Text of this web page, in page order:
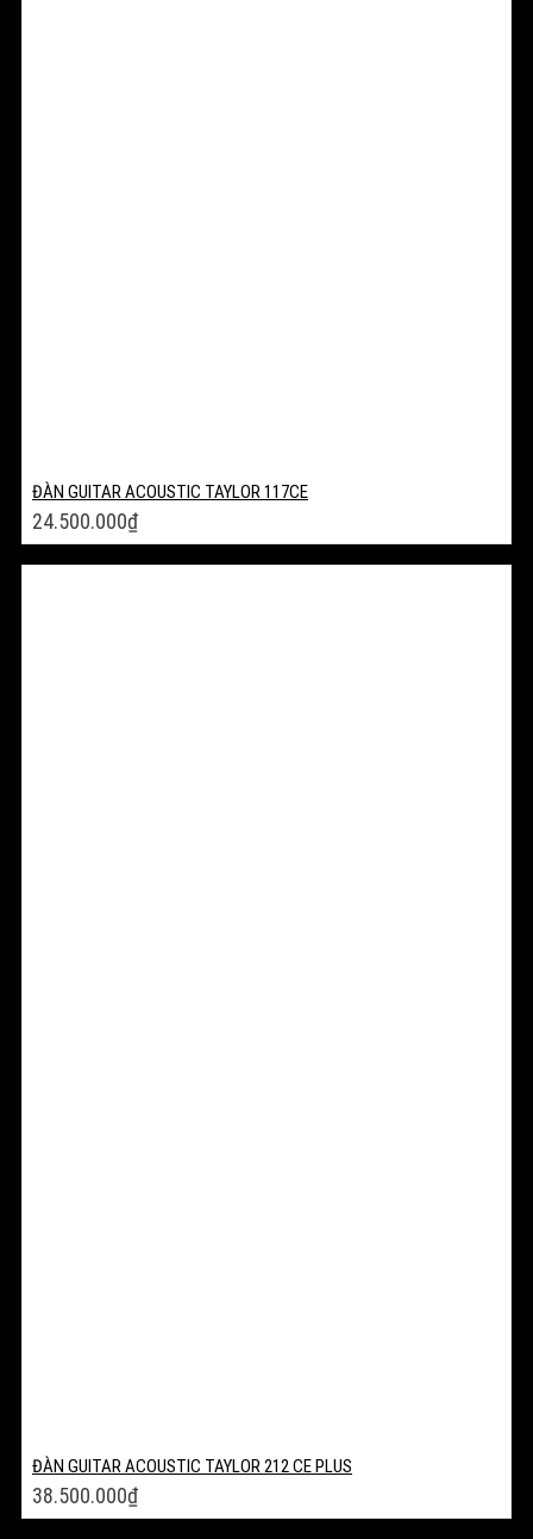
ĐÀN GUITAR ACOUSTIC TAYLOR 117CE
24.500.000₫
ĐÀN GUITAR ACOUSTIC TAYLOR 212 CE PLUS
38.500.000₫